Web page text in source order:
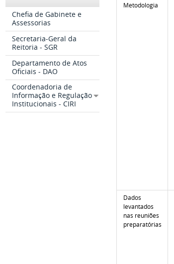
Chefia de Gabinete e
Assessorias
Secretaria-Geral da
Reitoria - SGR
Departamento de Atos
Oficiais - DAO
Coordenadoria de
Informação e Regulação
Institucionais - CIRI
Metodologia
Dados
levantados
nas reuniões
preparatórias